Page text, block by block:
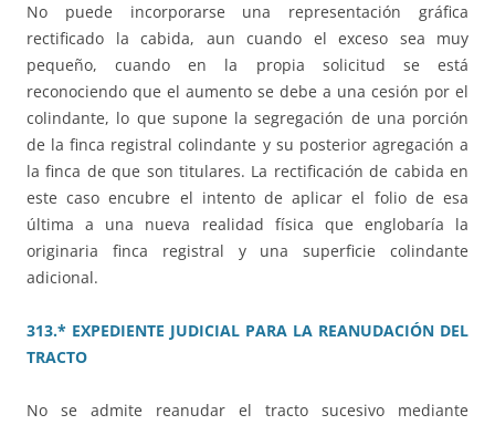
No puede incorporarse una representación gráfica
rectificado la cabida, aun cuando el exceso sea muy
pequeño, cuando en la propia solicitud se está
reconociendo que el aumento se debe a una cesión por el
colindante, lo que supone la segregación de una porción
de la finca registral colindante y su posterior agregación a
la finca de que son titulares. La rectificación de cabida en
este caso encubre el intento de aplicar el folio de esa
última a una nueva realidad física que englobaría la
originaria finca registral y una superficie colindante
adicional.
313.* EXPEDIENTE JUDICIAL PARA LA REANUDACIÓN DEL
TRACTO
No se admite reanudar el tracto sucesivo mediante